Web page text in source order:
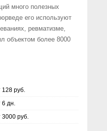
много полезных
его используют
ревматизме,
объектом более 8000
128 руб.
6 дн.
3000 руб.